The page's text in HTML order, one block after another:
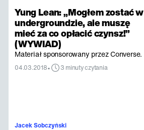
Yung Lean: „Mogłem zostać w
undergroundzie, ale muszę
mieć za co opłacić czynsz!”
(WYWIAD)
Materiał sponsorowany przez Converse.
04.03.2018• 3 minuty czytania
Jacek Sobczyński